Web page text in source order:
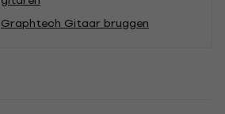
Graphtech Gitaar bruggen